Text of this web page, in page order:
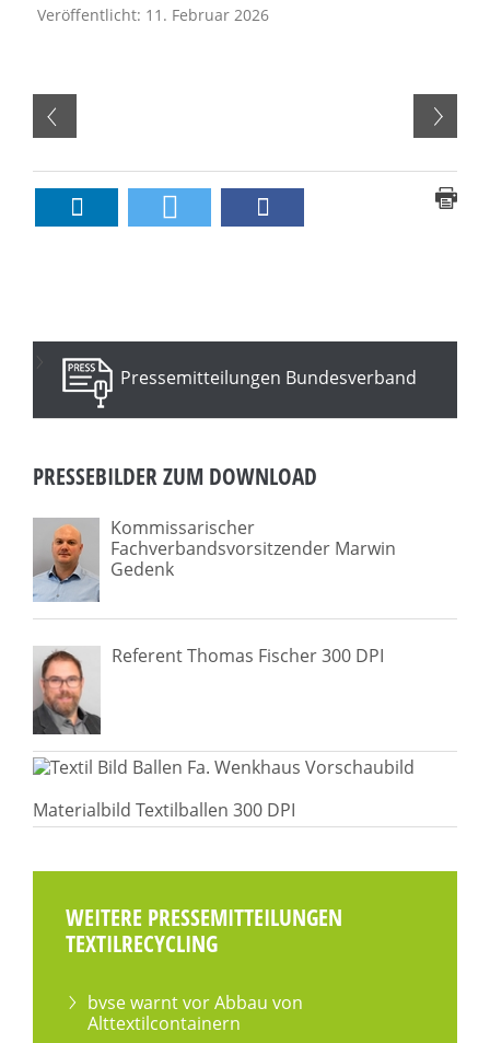
Veröffentlicht: 11. Februar 2026
Pressemitteilungen Bundesverband
PRESSEBILDER ZUM DOWNLOAD
Kommissarischer
Fachverbandsvorsitzender Marwin
Gedenk
Referent Thomas Fischer 300 DPI
Materialbild Textilballen 300 DPI
WEITERE PRESSEMITTEILUNGEN
TEXTILRECYCLING
bvse warnt vor Abbau von
Alttextilcontainern